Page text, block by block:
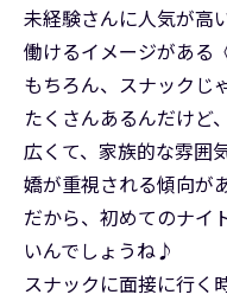
未経験さんに人気が高
働けるイメージがある
もちろん、スナックじ
たくさんあるんだけど
広くて、家族的な雰囲
嬌が重視される傾向が
だから、初めてのナイ
いんでしょうね♪
スナックに面接に行く